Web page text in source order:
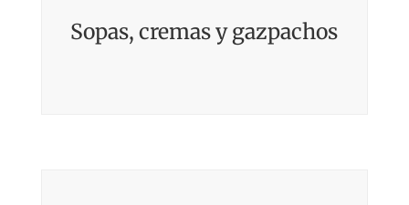
Sopas, cremas y gazpachos